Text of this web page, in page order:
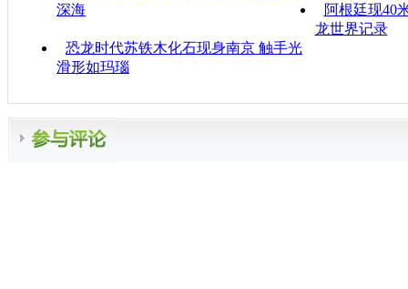
深海
阿根廷现40
龙世界记录
恐龙时代苏铁木化石现身南京 触手光
滑形如玛瑙